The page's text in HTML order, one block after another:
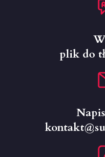
plik do